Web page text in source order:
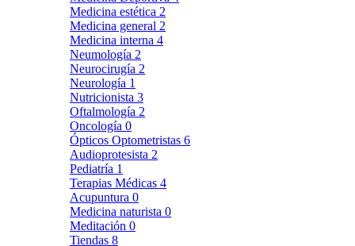
Medicina estética 2
Medicina general 2
Medicina interna 4
Neumología 2
Neurocirugía 2
Neurología 1
Nutricionista 3
Oftalmología 2
Oncología 0
Ópticos Optometristas 6
Audioprotesista 2
Pediatría 1
Terapias Médicas 4
Acupuntura 0
Medicina naturista 0
Meditación 0
Tiendas 8